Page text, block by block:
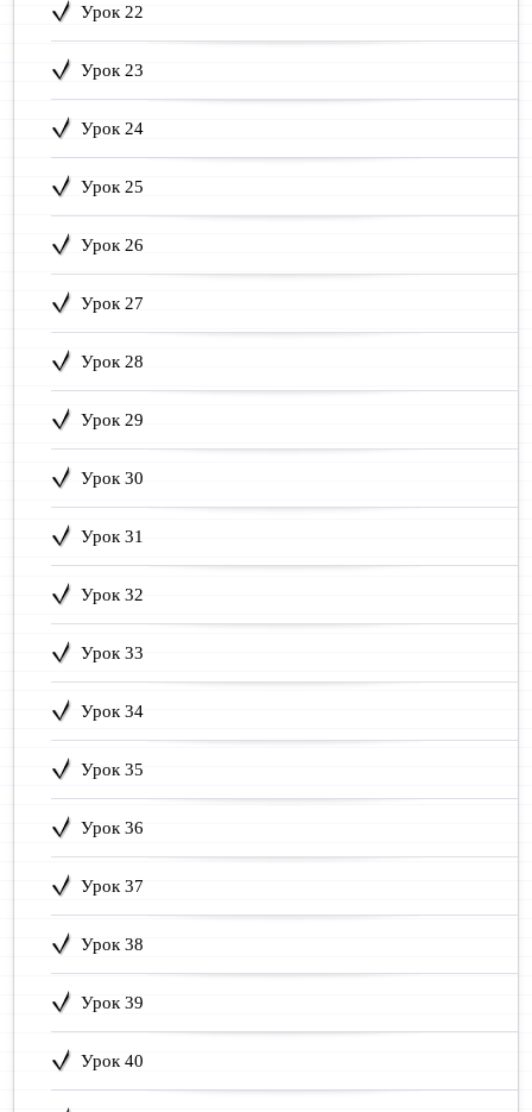
Урок 22
Урок 23
Урок 24
Урок 25
Урок 26
Урок 27
Урок 28
Урок 29
Урок 30
Урок 31
Урок 32
Урок 33
Урок 34
Урок 35
Урок 36
Урок 37
Урок 38
Урок 39
Урок 40